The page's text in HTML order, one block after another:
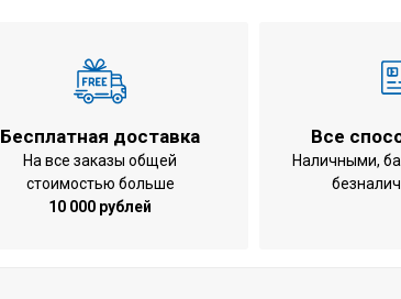
Вес внутреннего блока
Потребляемая мощность при обогреве
Расход воздуха
Число рядов теплообменника
Бесплатная доставка
На все заказы общей
стоимостью больше
10 000 рублей
Все
Наличными,